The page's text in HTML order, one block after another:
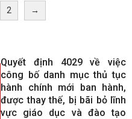
2 →
Quyết định 4029 về việc
công bố danh mục thủ tục
hành chính mới ban hành,
được thay thế, bị bãi bỏ lĩnh
vực giáo dục và đào tạo